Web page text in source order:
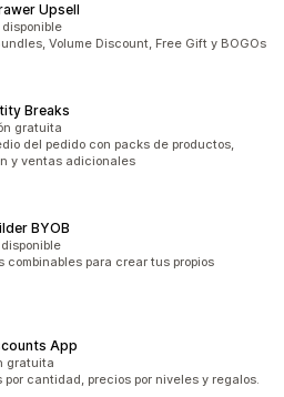
Upsell
Volume Discount, Free Gift y BOGOs
Breaks
gratuita
del pedido con packs de productos,
y ventas adicionales
BYOB
para crear tus propios
App
gratuita
por cantidad, precios por niveles y regalos.